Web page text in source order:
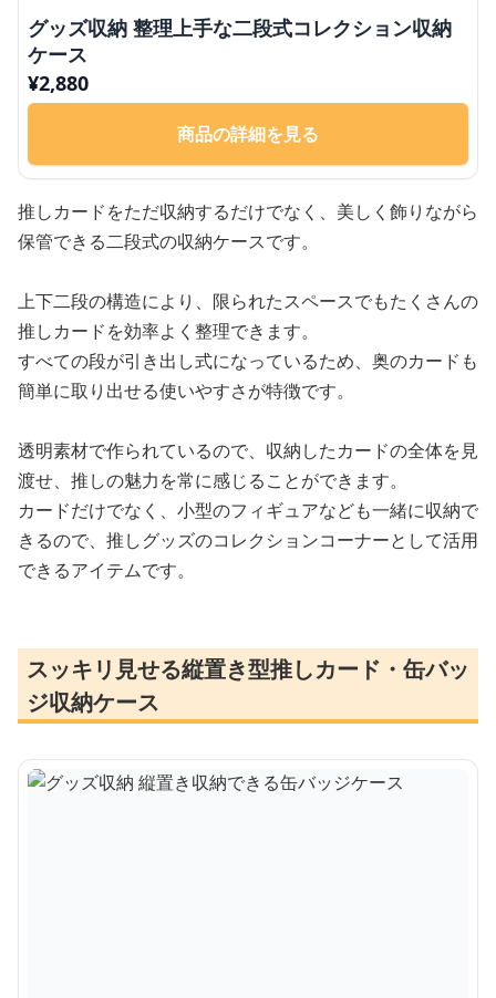
グッズ収納 整理上手な二段式コレクション収納
ケース
¥2,880
商品の詳細を見る
推しカードをただ収納するだけでなく、美しく飾りながら
保管できる二段式の収納ケースです。
上下二段の構造により、限られたスペースでもたくさんの
推しカードを効率よく整理できます。
すべての段が引き出し式になっているため、奥のカードも
簡単に取り出せる使いやすさが特徴です。
透明素材で作られているので、収納したカードの全体を見
渡せ、推しの魅力を常に感じることができます。
カードだけでなく、小型のフィギュアなども一緒に収納で
きるので、推しグッズのコレクションコーナーとして活用
できるアイテムです。
スッキリ見せる縦置き型推しカード・缶バッ
ジ収納ケース